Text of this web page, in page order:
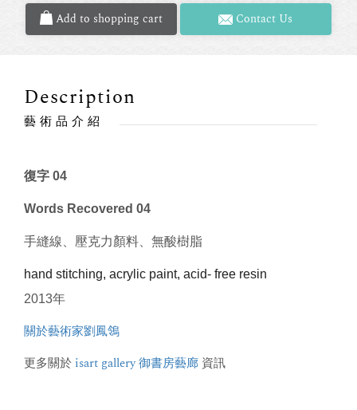
Add to shopping cart Contact Us
Description
藝術品介紹
復字 04
Words Recovered 04
手縫線、壓克力顏料、無酸樹脂
hand stitching, acrylic paint, acid- free resin
2013年
關於藝術家劉鳳鴒
更多關於 isart gallery 御書房藝廊資訊